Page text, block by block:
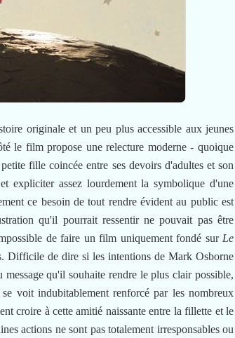
originale et un peu plus accessible aux jeunes
le film propose une relecture moderne - quoique
fille coincée entre ses devoirs d'adultes et son
expliciter assez lourdement la symbolique d'une
ce besoin de tout rendre évident au public est
qu'il pourrait ressentir ne pouvait pas être
de faire un film uniquement fondé sur Le
Difficile de dire si les intentions de Mark Osborne
qu'il souhaite rendre le plus clair possible,
voit indubitablement renforcé par les nombreux
croire à cette amitié naissante entre la fillette et le
actions ne sont pas totalement irresponsables ou